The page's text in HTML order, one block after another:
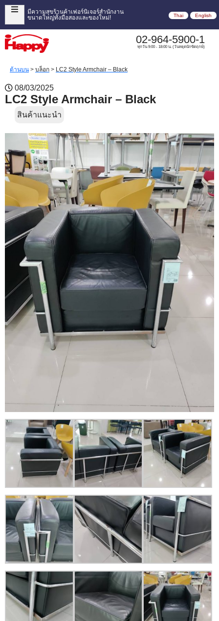
มีความสุขร้านค้าเฟอร์นิเจอร์สำนักงาน
ขนาดใหญ่ทั้งมือสองและของใหม่!
Thai English
02-964-5900-1
ทุกวัน 9:00 - 18:00 น. (วันหยุดนักขัตฤกษ์)
ด้านบน > บล็อก > LC2 Style Armchair – Black
08/03/2025
LC2 Style Armchair – Black
สินค้าแนะนำ